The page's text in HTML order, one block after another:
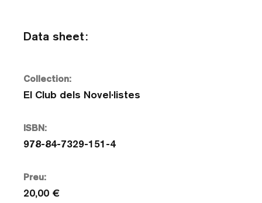
Data sheet:
Collection:
El Club dels Novel·listes
ISBN:
978-84-7329-151-4
Preu:
20,00 €